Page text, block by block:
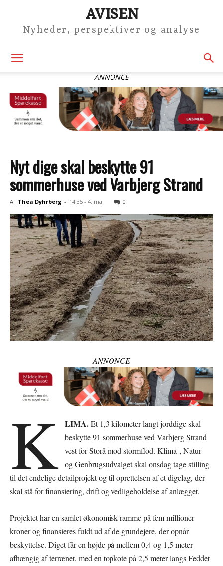
AVISEN
Nyheder, perspektiver og analyse
ANNONCE
Nyt dige skal beskytte 91
sommerhuse ved Varbjerg Strand
Af Thea Dyhrberg - 14:35 - 4. maj 0
ANNONCE
K LIMA.Et 1,3 kilometer langt jorddige skal
beskytte 91 sommerhuse ved Varbjerg Strand
vest for Storå mod stormflod. Klima-, Natur-
og Genbrugsudvalget skal onsdag tage stilling
til det endelige detailprojekt og til oprettelsen af et digelag, der
skal stå for finansiering, drift og vedligeholdelse af anlægget.
Projektet har en samlet økonomisk ramme på fem millioner
kroner og finansieres fuldt ud af de grundejere, der opnår
beskyttelse. Diget får en højde på mellem 0,4 og 1,5 meter
afhængig af terrænet, med en topkote på 2,5 meter langs Feddet